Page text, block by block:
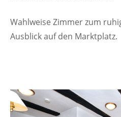
Wahlweise Zimmer zum
Ausblick auf den Marktplatz.